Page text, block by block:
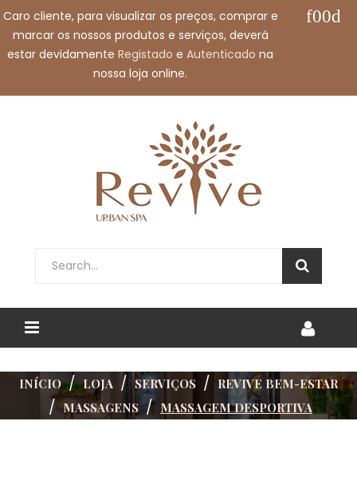
Caro cliente, para visualizar os preços, comprar e
marcar os nossos produtos e serviços, deverá
estar devidamente Registado e Autenticado na
nossa loja online.
Contacte-nos: +351 912 032 115
Envie-nos um e-mail: shop@revivespa.pt
Português
INÍCIO LOJA SERVIÇOS
REVIVE BEM-ESTAR
MASSAGENS
MASSAGEM DESPORTIVA